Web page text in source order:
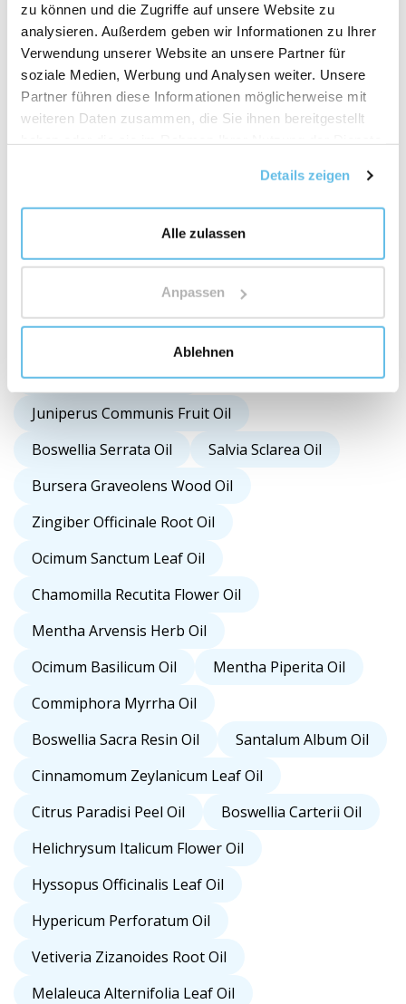
zu können und die Zugriffe auf unsere Website zu
analysieren. Außerdem geben wir Informationen zu Ihrer
Verwendung unserer Website an unsere Partner für
soziale Medien, Werbung und Analysen weiter. Unsere
Partner führen diese Informationen möglicherweise mit
weiteren Daten zusammen, die Sie ihnen bereitgestellt
Details zeigen
Alle zulassen
Anpassen
Ablehnen
Citrus Sinensis Peel Oil Expressed
Eugenol*
Citral*
Cymbopogon Martini Oil
Laurus Nobilis Leaf Oil
Aniba Rosaeodora Wood Oil
Nigella Sativa Seed Oil
Styrax Benzoin Resin Oil
Cupressus Sempervirens Leaf Oil
Isoeugenol*
Achillea Millefolium Oil
Juniperus Communis Fruit Oil
Boswellia Serrata Oil
Salvia Sclarea Oil
Bursera Graveolens Wood Oil
Zingiber Officinale Root Oil
Ocimum Sanctum Leaf Oil
Chamomilla Recutita Flower Oil
Mentha Arvensis Herb Oil
Ocimum Basilicum Oil
Mentha Piperita Oil
Commiphora Myrrha Oil
Boswellia Sacra Resin Oil
Santalum Album Oil
Cinnamomum Zeylanicum Leaf Oil
Citrus Paradisi Peel Oil
Boswellia Carterii Oil
Helichrysum Italicum Flower Oil
Hyssopus Officinalis Leaf Oil
Hypericum Perforatum Oil
Vetiveria Zizanoides Root Oil
Melaleuca Alternifolia Leaf Oil